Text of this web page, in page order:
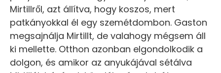
Mirtillről, azt állítva, hogy koszos, mert
patkányokkal él egy szemétdombon. Gaston
megsajnálja Mirtillt, de valahogy mégsem áll
ki mellette. Otthon azonban elgondolkodik a
dolgon, és amikor az anyukájával sétálva